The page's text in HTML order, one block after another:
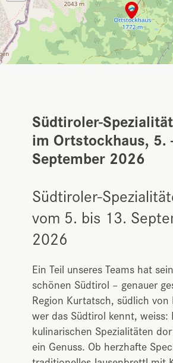
Südtiroler-
im Ortstockhaus, 5.
September 2026
Südtiroler-
vom 5. bis 13.
2026
Ein Teil unseres Teams hat
schönen Südtirol – genauer
Region Kurtatsch, südlich von
wer das Südtirol kennt, weiss:
kulinarischen Spezialitäten
ein Genuss. Ob herzhafte